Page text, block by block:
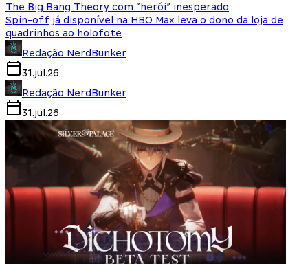
The Big Bang Theory com “herói” inesperado
Spin-off já disponível na HBO Max leva o dono da loja de
quadrinhos ao holofote
Redação NerdBunker
31.jul.26
Redação NerdBunker
31.jul.26